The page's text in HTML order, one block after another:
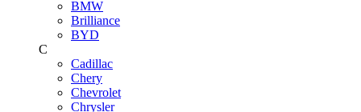
BMW
Brilliance
BYD
C
Cadillac
Chery
Chevrolet
Chrysler